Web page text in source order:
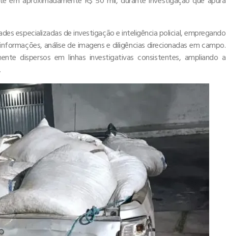
especializadas de investigação e inteligência policial, empregando
análise de imagens e diligências direcionadas em campo.
dispersos em linhas investigativas consistentes, ampliando a